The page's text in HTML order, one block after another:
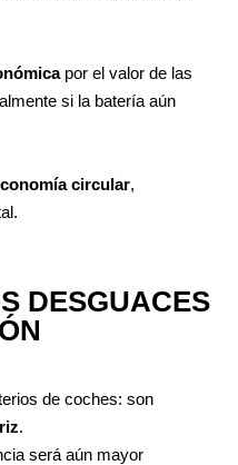
por el valor de las
si la batería aún
circular,
DESGUACES
de coches: son
.
será aún mayor